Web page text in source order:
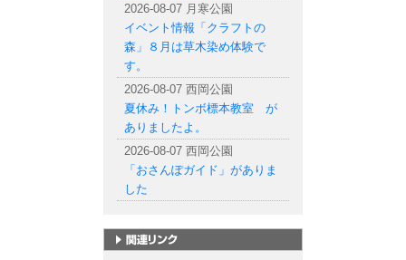
2026-08-07 月寒公園
イベント情報「クラフトの
森」８月は草木染め体験で
す。
2026-08-07 西岡公園
夏休み！トンボ標本教室 が
ありましたよ。
2026-08-07 西岡公園
「おさんぽガイド」がありま
した